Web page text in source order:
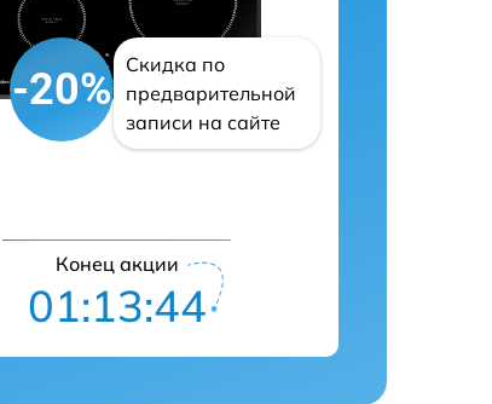
-20%
Скидка по
предварительной
записи на сайте
Конец акции
01:13:43